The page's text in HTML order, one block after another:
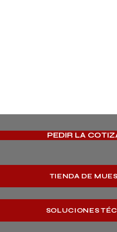
PEDIR LA
TIENDA DE
SOLUCIONES